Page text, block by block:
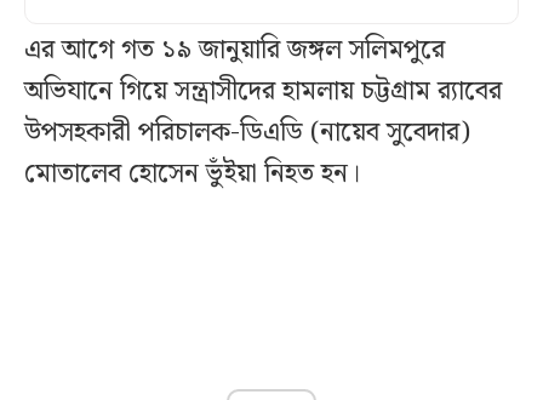
এর আগে গত ১৯ জানুয়ারি জঙ্গল সলিমপুরে
অভিযানে গিয়ে সন্ত্রাসীদের হামলায় চট্টগ্রাম র‍্যাবের
উপসহকারী পরিচালক-ডিএডি (নায়েব সুবেদার)
মোতালেব হোসেন ভুঁইয়া নিহত হন।